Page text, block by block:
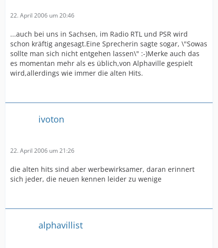
22. April 2006 um 20:46
...auch bei uns in Sachsen, im Radio RTL und PSR wird
schon kräftig angesagt.Eine Sprecherin sagte sogar, \"Sowas
sollte man sich nicht entgehen lassen\" :-)Merke auch das
es momentan mehr als es üblich,von Alphaville gespielt
wird,allerdings wie immer die alten Hits.
ivoton
22. April 2006 um 21:26
die alten hits sind aber werbewirksamer, daran erinnert
sich jeder, die neuen kennen leider zu wenige
alphavillist